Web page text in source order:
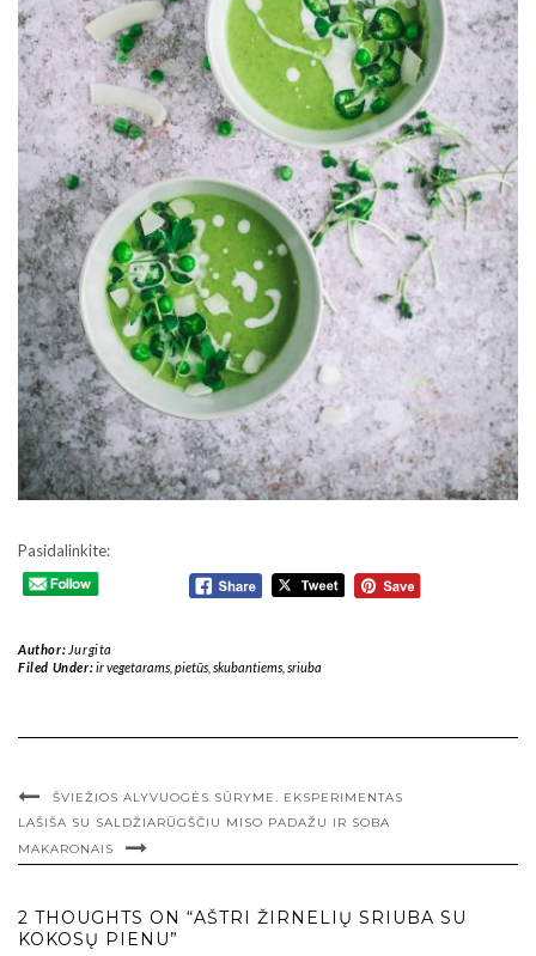
Pasidalinkite:
Author: Jurgita
Filed Under:ir vegetarams, pietūs, skubantiems, sriuba
ŠVIEŽIOS ALYVUOGĖS SŪRYME. EKSPERIMENTAS
LAŠIŠA SU SALDŽIARŪGŠČIU MISO PADAŽU IR SOBA
MAKARONAIS
2 THOUGHTS ON “AŠTRI ŽIRNELIŲ SRIUBA SU
KOKOSŲ PIENU”